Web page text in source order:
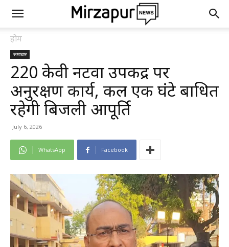
होम
समाचार
220 केवी नटवा उपकेंद्र पर
अनुरक्षण कार्य, कल एक घंटे बाधित
रहेगी बिजली आपूर्ति
July 6, 2026
WhatsApp Facebook